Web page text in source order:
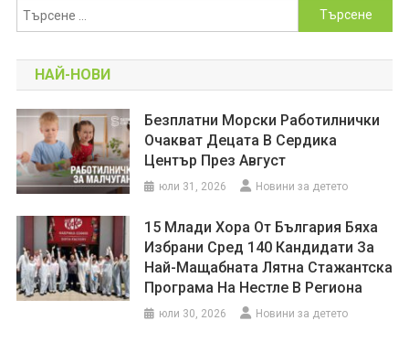
Търсене
за:
НАЙ-НОВИ
Безплатни Морски Работилнички
Очакват Децата В Сердика
Център През Август
юли 31, 2026 Новини за детето
15 Млади Хора От България Бяха
Избрани Сред 140 Кандидати За
Най-Мащабната Лятна Стажантска
Програма На Нестле В Региона
юли 30, 2026 Новини за детето